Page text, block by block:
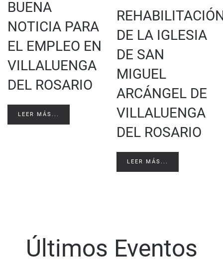
BUENA
NOTICIA PARA
EL EMPLEO EN
VILLALUENGA
DEL ROSARIO
LEER MÁS...
DE LA IGLESIA
DE SAN
MIGUEL
ARCÁNGEL DE
VILLALUENGA
DEL ROSARIO
LEER MÁS...
Últimos Eventos